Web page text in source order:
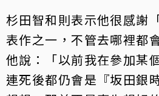
杉田智和則表示他很感謝
表作之一，不管去哪裡都
他說：「以前我在參加某
連死後都仍會是『坂田銀